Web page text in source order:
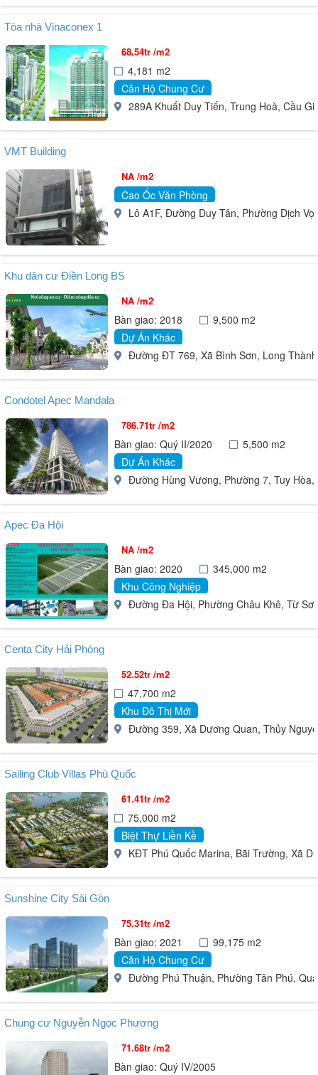
Tòa nhà Vinaconex 1
68.54tr /m2
4,181 m2
Căn Hộ Chung Cư
289A Khuất Duy Tiến, Trung Hoà, Cầu
VMT Building
NA /m2
Cao Ốc Văn Phòng
Lô A1F, Đường Duy Tân, Phường Dịch
Khu dân cư Điền Long BS
NA /m2
Bàn giao: 2018
9,500 m2
Dự Án Khác
Đường ĐT 769, Xã Bình Sơn, Long
Condotel Apec Mandala
786.71tr /m2
Bàn giao: Quý II/2020
5,500 m2
Dự Án Khác
Đường Hùng Vương, Phường 7, Tuy Hòa,
Apec Đa Hội
NA /m2
Bàn giao: 2020
345,000 m2
Khu Công Nghiệp
Đường Đa Hội, Phường Châu Khê, Từ
Centa City Hải Phòng
52.52tr /m2
47,700 m2
Khu Đô Thị Mới
Đường 359, Xã Dương Quan, Thủy
Sailing Club Villas Phú Quốc
61.41tr /m2
75,000 m2
Biệt Thự Liền Kề
KĐT Phú Quốc Marina, Bãi Trường, Xã
Sunshine City Sài Gòn
75.31tr /m2
Bàn giao: 2021
99,175 m2
Căn Hộ Chung Cư
Đường Phú Thuận, Phường Tân Phú,
Chung cư Nguyễn Ngọc Phương
71.68tr /m2
Bàn giao: Quý IV/2005